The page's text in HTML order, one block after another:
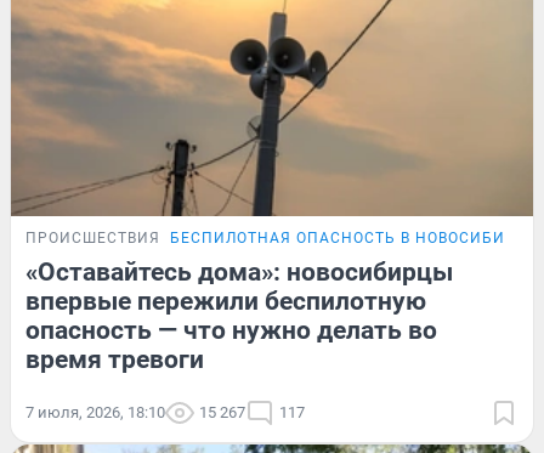
ПРОИСШЕСТВИЯ БЕСПИЛОТНАЯ ОПАСНОСТЬ В
«Оставайтесь дома»: новосибирцы
впервые пережили беспилотную
опасность — что нужно делать во
время тревоги
7 июля, 2026, 18:10 15 267 117